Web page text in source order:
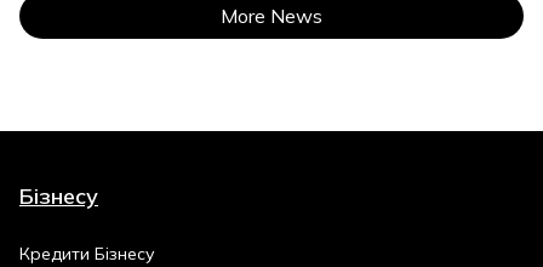
More News
Бізнесу
Кредити Бізнесу